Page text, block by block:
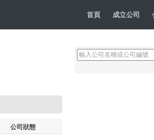
首頁 成立公司
公司狀態